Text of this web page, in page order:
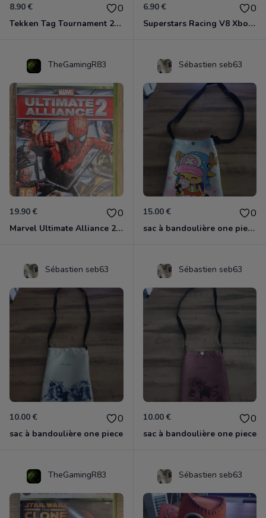
8.90 € 0
Tekken Tag Tournament 2 Xbox 360
6.90 € 0
Superstars Racing V8 Xbox 360
TheGamingR83
19.90 € 0
Marvel Ultimate Alliance 2 Xbox 360
Sébastien seb63
15.00 € 0
sac à bandoulière one piece chopper
Sébastien seb63
10.00 € 0
sac à bandoulière one piece
Sébastien seb63
10.00 € 0
sac à bandoulière one piece
TheGamingR83 Sébastien seb63